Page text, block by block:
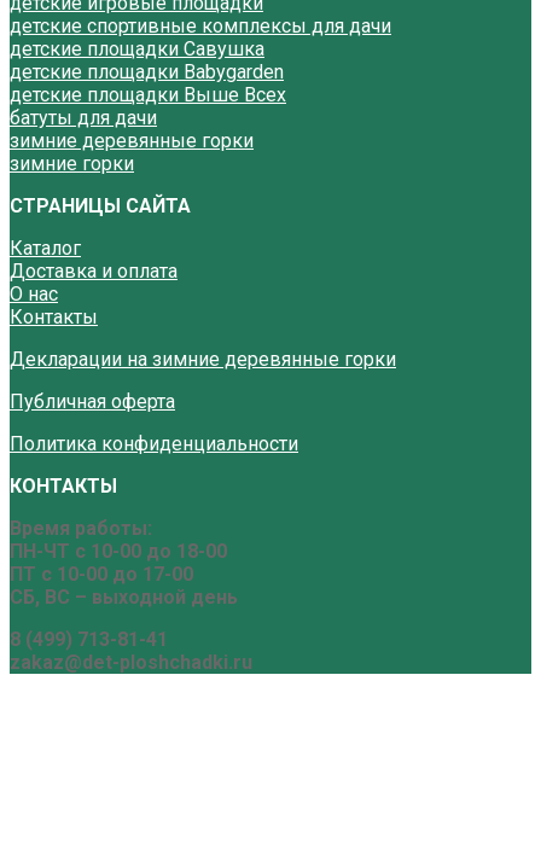
детские спортивные комплексы для дачи
детские площадки Савушка
детские площадки Babygarden
детские площадки Выше Всех
батуты для дачи
зимние деревянные горки
зимние горки
СТРАНИЦЫ САЙТА
Каталог
Доставка и оплата
О нас
Контакты
Декларации на зимние деревянные горки
Публичная оферта
Политика конфиденциальности
КОНТАКТЫ
Время работы:
ПН-ЧТ с 10-00 до 18-00
ПТ с 10-00 до 17-00
СБ, ВС – выходной день
8 (499) 713-81-41
zakaz@det-ploshchadki.ru